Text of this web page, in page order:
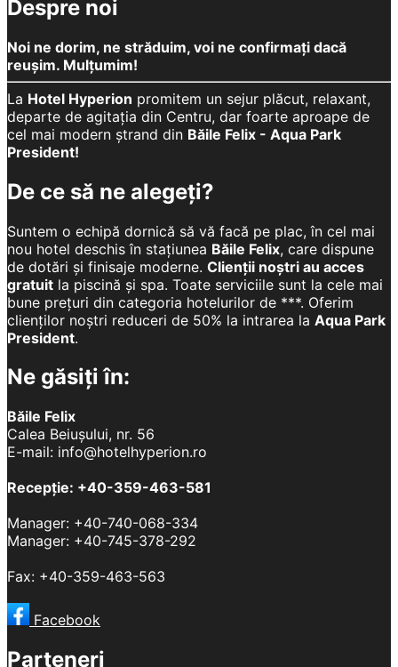
Despre noi
Noi ne dorim, ne străduim, voi ne confirmați dacă
reușim. Mulțumim!
La Hotel Hyperion promitem un sejur plăcut, relaxant,
departe de agitația din Centru, dar foarte aproape de
cel mai modern ștrand din Băile Felix - Aqua Park
President!
De ce să ne alegeți?
Suntem o echipă dornică să vă facă pe plac, în cel mai
nou hotel deschis în stațiunea Băile Felix, care dispune
de dotări și finisaje moderne. Clienții noștri au acces
gratuit la piscină și spa. Toate serviciile sunt la cele mai
bune prețuri din categoria hotelurilor de ***. Oferim
clienților noștri reduceri de 50% la intrarea la Aqua Park
President.
Ne găsiți în:
Băile Felix
Calea Beiușului, nr. 56
E-mail: info@hotelhyperion.ro
Recepție: +40-359-463-581
Manager: +40-740-068-334
Manager: +40-745-378-292
Fax: +40-359-463-563
Facebook
Parteneri